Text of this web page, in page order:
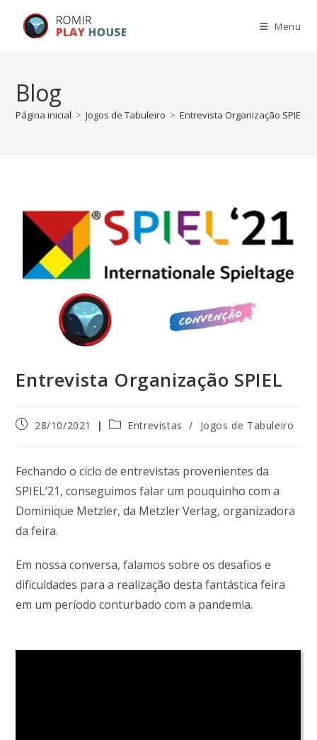
Menu
Blog
Página inicial > Jogos de Tabuleiro > Entrevista Organização SPIEL
Entrevista Organização SPIEL
28/10/2021 Entrevistas / Jogos de Tabuleiro
Fechando o ciclo de entrevistas provenientes da
SPIEL’21, conseguimos falar um pouquinho com a
Dominique Metzler, da Metzler Verlag, organizadora
da feira.
Em nossa conversa, falamos sobre os desafios e
dificuldades para a realização desta fantástica feira
em um período conturbado com a pandemia.